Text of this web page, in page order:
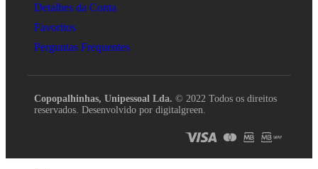
Detalhes da Conta
Favoritos
Perguntas Frequentes
Copopalhinhas, Unipessoal Lda. © 2022 Todos os direitos
reservados. Desenvolvido por digitalgreen.